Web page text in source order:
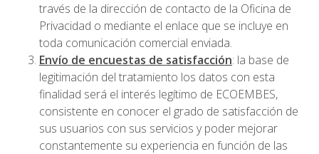
través de la dirección de contacto de la Oficina de
Privacidad o mediante el enlace que se incluye en
toda comunicación comercial enviada.
Envío de encuestas de satisfacción: la base de
legitimación del tratamiento los datos con esta
finalidad será el interés legítimo de ECOEMBES,
consistente en conocer el grado de satisfacción de
sus usuarios con sus servicios y poder mejorar
constantemente su experiencia en función de las